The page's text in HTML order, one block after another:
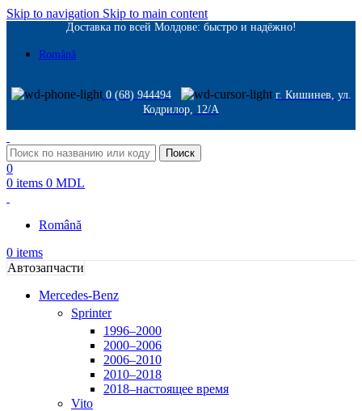
Skip to navigation Skip to main content
Доставка по всей Молдове: быстро и надёжно!
Română
0 (68) 944494
г. Кишинев, ул.
Кодрилор, 12/A
Поиск
0
0 items 0 MDL
Română
0 items
Автозапчасти
Mercedes-Benz
Sprinter
1996–2000
2000–2006
2006–2010
2010–2018
2018–настоящее время
Vito